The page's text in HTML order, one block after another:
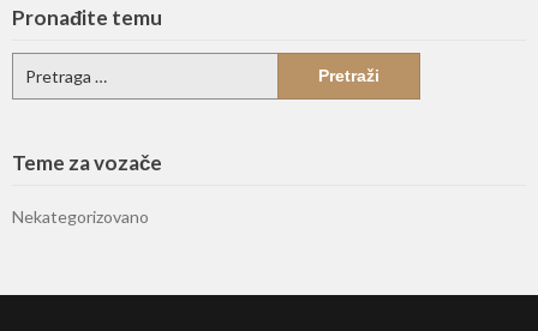
Pronađite temu
za:
Teme za vozače
Nekategorizovano